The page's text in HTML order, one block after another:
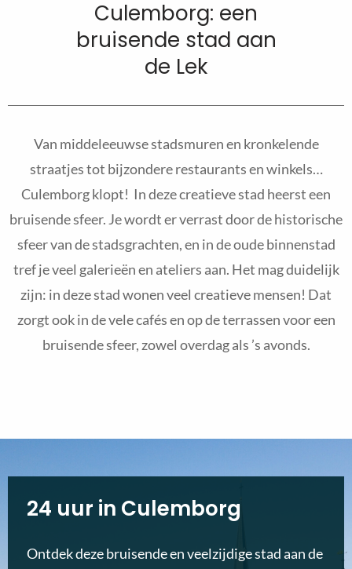
Culemborg: een
bruisende stad aan
de Lek
Van middeleeuwse stadsmuren en kronkelende
straatjes tot bijzondere restaurants en winkels…
Culemborg klopt! In deze creatieve stad heerst een
bruisende sfeer. Je wordt er verrast door de historische
sfeer van de stadsgrachten, en in de oude binnenstad
tref je veel galerieën en ateliers aan. Het mag duidelijk
zijn: in deze stad wonen veel creatieve mensen! Dat
zorgt ook in de vele cafés en op de terrassen voor een
bruisende sfeer, zowel overdag als ’s avonds.
24 uur in Culemborg
Ontdek deze bruisende en veelzijdige stad aan de